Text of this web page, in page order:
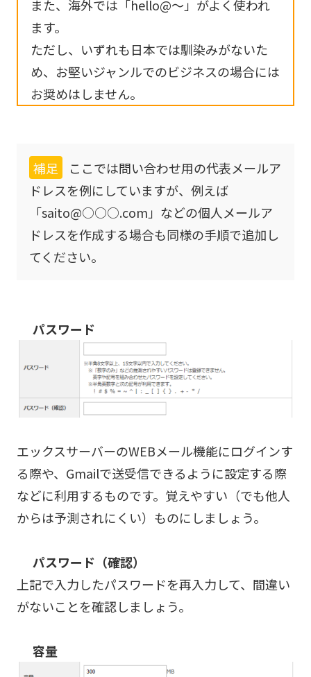
また、海外では「hello@～」がよく使われ
ます。
ただし、いずれも日本では馴染みがないた
め、お堅いジャンルでのビジネスの場合には
お奨めはしません。
補足
ここでは問い合わせ用の代表メールア
ドレスを例にしていますが、例えば
「saito@○○○.com」などの個人メールア
ドレスを作成する場合も同様の手順で追加し
てください。
パスワード
エックスサーバーのWEBメール機能にログインす
る際や、Gmailで送受信できるように設定する際
などに利用するものです。覚えやすい（でも他人
からは予測されにくい）ものにしましょう。
パスワード（確認）
上記で入力したパスワードを再入力して、間違い
がないことを確認しましょう。
容量